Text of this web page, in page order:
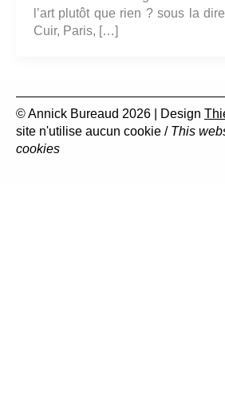
l’art plutôt que rien ? sous la
Cuir, Paris, […]
© Annick Bureaud 2026 | Design
site n'utilise aucun cookie / This
cookies